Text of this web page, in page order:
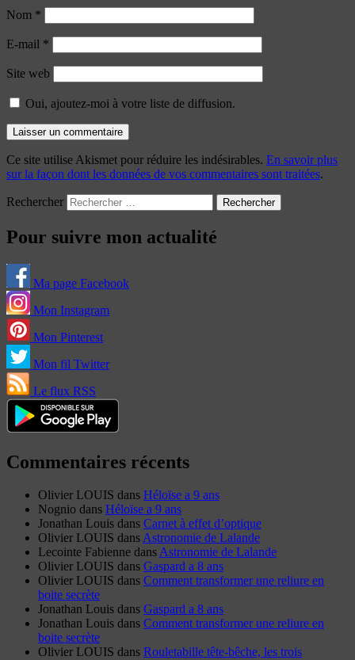
Nom *
E-mail *
Site web
Oui, ajoutez-moi à votre liste de diffusion.
Ce site utilise Akismet pour réduire les indésirables. En savoir plus
sur la façon dont les données de vos commentaires sont traitées.
Rechercher
Pour suivre mon actualité
Ma page Facebook
Mon Instagram
Mon Pinterest
Mon fil Twitter
Le flux RSS
Commentaires récents
Olivier LOUIS dans Héloïse a 9 ans
Nognio dans Héloïse a 9 ans
Jonathan Louis dans Carnet à effet d’optique
Olivier LOUIS dansAstronomie de Lalande
Lecointe Fabienne dansAstronomie de Lalande
Olivier LOUIS dans Gaspard a 8 ans
Olivier LOUIS dans Comment transformer une reliure en
boite secrète
Jonathan Louis dans Gaspard a 8 ans
Jonathan Louis dans Comment transformer une reliure en
boite secrète
Olivier LOUIS dans Rouletabille tête-bêche, les trois